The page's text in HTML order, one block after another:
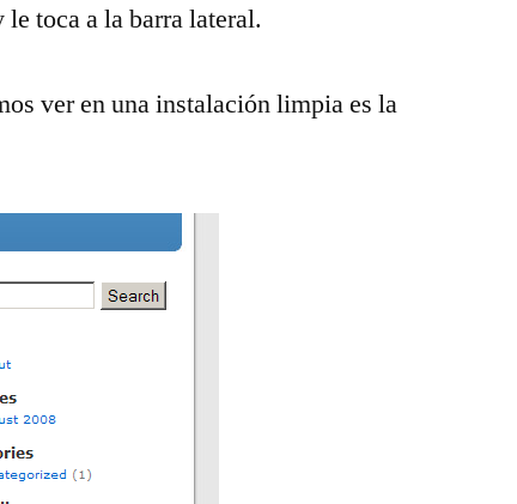
toca a la barra lateral.
ver en una instalación limpia es la